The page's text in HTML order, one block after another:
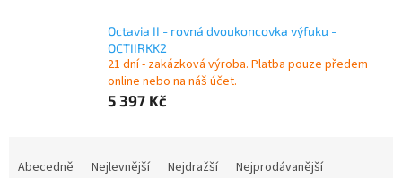
Octavia II - rovná dvoukoncovka výfuku -
OCTIIRKK2
21 dní - zakázková výroba. Platba pouze předem
online nebo na náš účet.
5 397 Kč
Abecedně Nejlevnější Nejdražší Nejprodávanější